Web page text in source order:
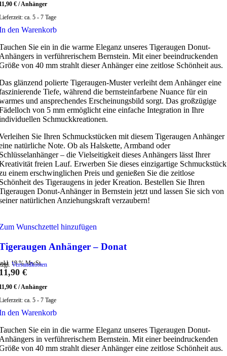
€ /Anhänger
ca. 5 - 7 Tage
den Warenkorb
Sie ein in die warme Eleganz unseres Tigeraugen Donut-
in verführerischem Bernstein. Mit einer beeindruckenden
von 40 mm strahlt dieser Anhänger eine zeitlose Schönheit aus.
glänzend polierte Tigeraugen-Muster verleiht dem Anhänger eine
Tiefe, während die bernsteinfarbene Nuance für ein
und ansprechendes Erscheinungsbild sorgt. Das großzügige
von 5 mm ermöglicht eine einfache Integration in Ihre
Schmuckkreationen.
Sie Ihren Schmuckstücken mit diesem Tigeraugen Anhänger
natürliche Note. Ob als Halskette, Armband oder
– die Vielseitigkeit dieses Anhängers lässt Ihrer
freien Lauf. Erwerben Sie dieses einzigartige Schmuckstück
einem erschwinglichen Preis und genießen Sie die zeitlose
des Tigeraugens in jeder Kreation. Bestellen Sie Ihren
Donut-Anhänger in Bernstein jetzt und lassen Sie sich von
natürlichen Anziehungskraft verzaubern!
Wunschzettel hinzufügen
Anhänger – Donat
19 % MwSt.
Versandkosten
€
€ /Anhänger
ca. 5 - 7 Tage
den Warenkorb
Sie ein in die warme Eleganz unseres Tigeraugen Donut-
in verführerischem Bernstein. Mit einer beeindruckenden
von 40 mm strahlt dieser Anhänger eine zeitlose Schönheit aus.